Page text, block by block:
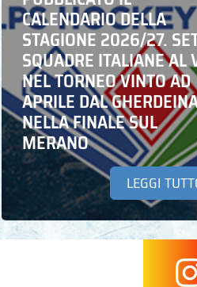
CALENDARIO DELLA
STAGIONE 2026/27.
SQUADRE ITALIANE AL
NEL TORNEO VINTO AD
APRILE DAL
NELLA FINALE SUL
MERANO
LEGGI